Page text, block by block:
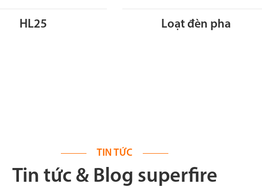
HL25 Loạt đèn pha
TIN TỨC
Tin tức & Blog superfire